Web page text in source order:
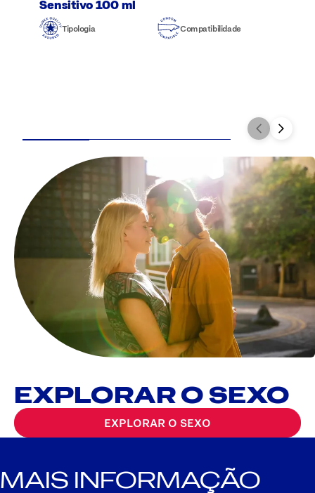
Sensitivo 100 ml
Tipologia Compatibilidade
EXPLORAR O SEXO
EXPLORAR O SEXO
MAIS INFORMAÇÃO